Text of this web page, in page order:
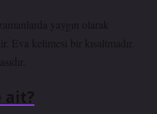
yaygın olarak
Eva kelimesi bir kısaltmadır.
ait?